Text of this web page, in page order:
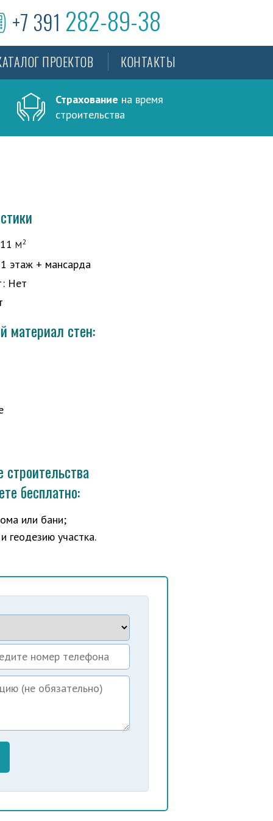
+7 391 282-89-38
ПРОЕКТОВ КОНТАКТЫ
Страхование на время
строительства
1 этаж + мансарда
: Нет
материал стен:
строительства
бесплатно:
или бани;
геодезию участка.